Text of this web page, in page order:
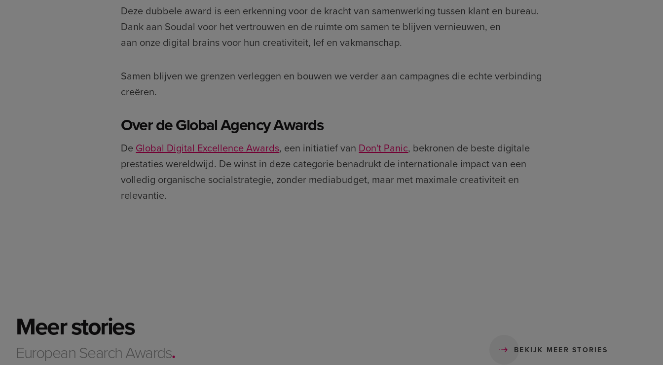
Deze dubbele award is een erkenning voor de kracht van samenwerking tussen klant en bureau.
Dank aan Soudal voor het vertrouwen en de ruimte om samen te blijven vernieuwen, en
aan onze digital brains voor hun creativiteit, lef en vakmanschap.
Samen blijven we grenzen verleggen en bouwen we verder aan campagnes die echte verbinding
creëren.
Over de Global Agency Awards
DeGlobal Digital Excellence Awards, een initiatief vanDon't Panic, bekronen de beste digitale
prestaties wereldwijd. De winst in deze categorie benadrukt de internationale impact van een
volledig organische socialstrategie, zonder mediabudget, maar met maximale creativiteit en
relevantie.
Meer stories
European Search Awards. BEKIJK MEER STORIES